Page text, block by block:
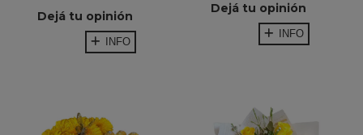
Dejá tu opinión
INFO
Dejá tu opinión
INFO